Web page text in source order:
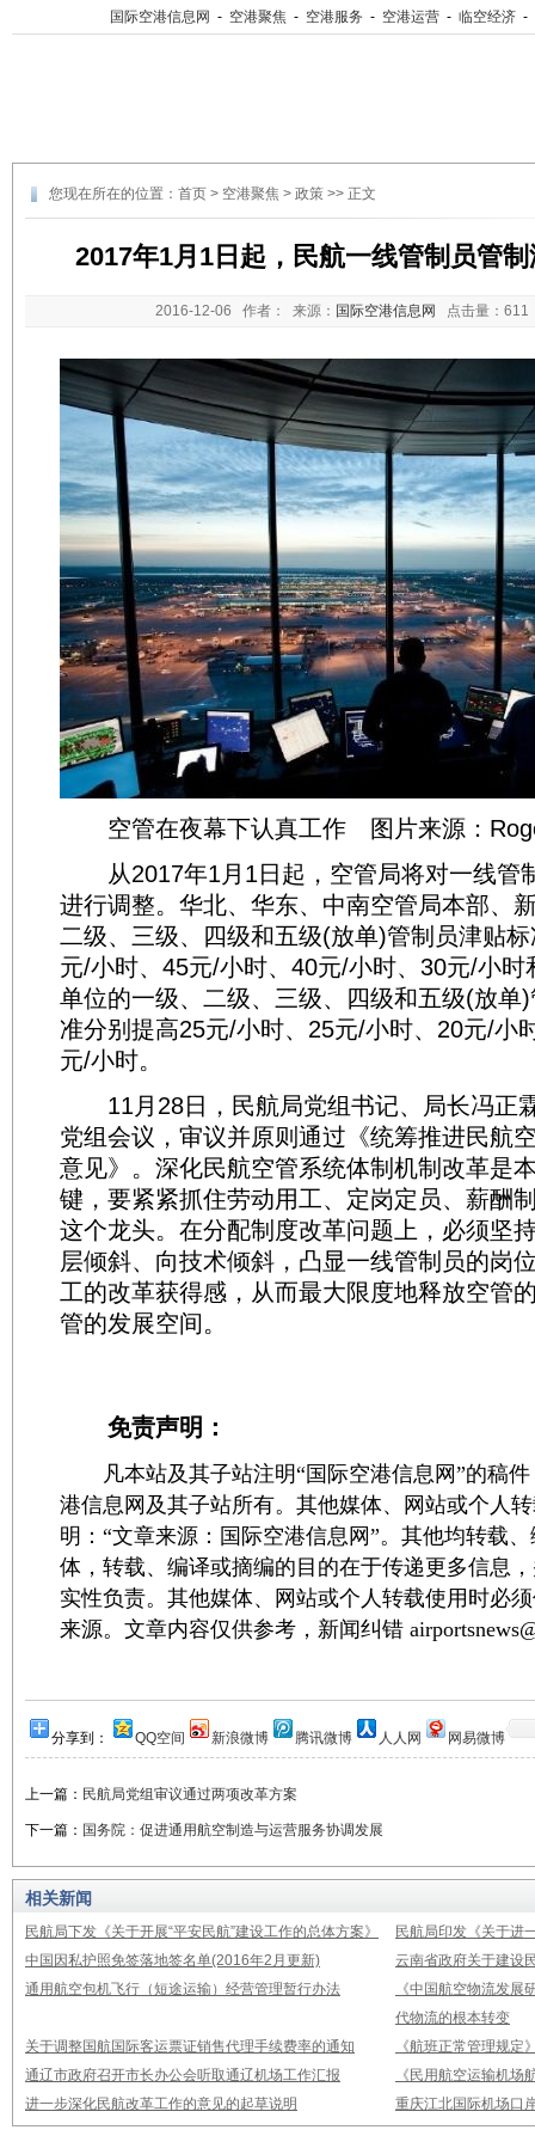
国际空港信息网 - 空港聚焦 - 空港服务 - 空港运营 - 临空经济 -
您现在所在的位置： 首页 > 空港聚焦 > 政策 >> 正文
2017年1月1日起，民航一线管制员管
2016-12-06 作者： 来源： 国际空港信息网 点击量：
空管在夜幕下认真工作 图片来源：
从2017年1月1日起，空管局将对一线管
进行调整。华北、华东、中南空管局本部、
二级、三级、四级和五级(放单)管制员津贴
元/小时、45元/小时、40元/小时、30元/小时
单位的一级、二级、三级、四级和五级(放单
准分别提高25元/小时、25元/小时、20元/小
元/小时。
11月28日，民航局党组书记、局长冯正
党组会议，审议并原则通过《统筹推进民航
意见》。深化民航空管系统体制机制改革是
键，要紧紧抓住劳动用工、定岗定员、薪酬
这个龙头。在分配制度改革问题上，必须坚
层倾斜、向技术倾斜，凸显一线管制员的岗
工的改革获得感，从而最大限度地释放空管
管的发展空间。
免责声明：
凡本站及其子站注明“国际空港信息网”的稿件
港信息网及其子站所有。其他媒体、网站或个人
明：“文章来源：国际空港信息网”。其他均转载
体，转载、编译或摘编的目的在于传递更多信息
实性负责。其他媒体、网站或个人转载使用时必
来源。文章内容仅供参考，新闻纠错
分享到： QQ空间 新浪微博 腾讯微博 人人网 网易微博
上一篇： 民航局党组审议通过两项改革方案
下一篇： 国务院：促进通用航空制造与运营服务协调发展
相关新闻
民航局下发《关于开展“平安民航”建设工作的总体方案》
民航局印发《关于进
中国因私护照免签落地签名单(2016年2月更新)
云南省政府关于建设
通用航空包机飞行（短途运输）经营管理暂行办法
《中国航空物流发展
代物流的根本转变
关于调整国航国际客运票证销售代理手续费率的通知
《航班正常管理规
通辽市政府召开市长办公会听取通辽机场工作汇报
《民用航空运输机场
进一步深化民航改革工作的意见的起草说明
重庆江北国际机场口